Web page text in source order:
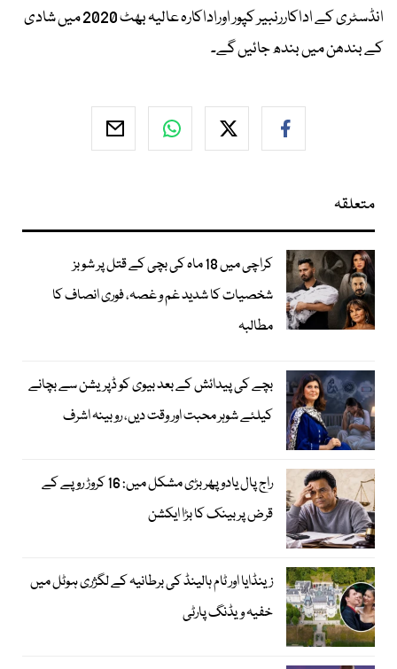
انڈسٹری کے اداکاررنبیر کپور اوراداکارہ عالیہ بھٹ 2020 میں شادی
کے بندھن میں بندھ جائیں گے۔
متعلقہ
کراچی میں 18 ماہ کی بچی کے قتل پر شوبز
شخصیات کا شدید غم و غصہ، فوری انصاف کا
مطالبہ
بچے کی پیدائش کے بعد بیوی کو ڈپریشن سے بچانے
کیلئے شوہر محبت اور وقت دیں، روبینہ اشرف
راج پال یادو پھر بڑی مشکل میں: 16 کروڑ روپے کے
قرض پر بینک کا بڑا ایکشن
زینڈایا اور ٹام ہالینڈ کی برطانیہ کے لگژری ہوٹل میں
خفیہ ویڈنگ پارٹی